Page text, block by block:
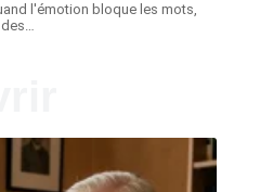
l'émotion bloque les mots,
…